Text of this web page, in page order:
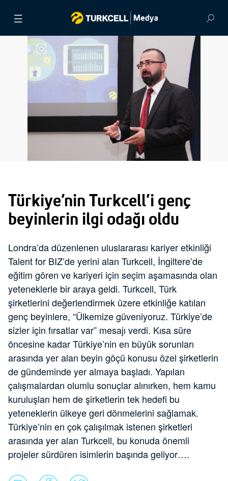
BASIN BÜLTENLERİ
VİDEOLAR
Türkiye’nin Turkcell’i genç
beyinlerin ilgi odağı oldu
Londra’da düzenlenen uluslararası kariyer etkinliği
Talent for BIZ’de yerini alan Turkcell, İngiltere’de
eğitim gören ve kariyeri için seçim aşamasında olan
yeteneklerle bir araya geldi. Turkcell, Türk
şirketlerini değerlendirmek üzere etkinliğe katılan
genç beyinlere, “Ülkemize güveniyoruz. Türkiye’de
sizler için fırsatlar var” mesajı verdi. Kısa süre
öncesine kadar Türkiye’nin en büyük sorunları
arasında yer alan beyin göçü konusu özel şirketlerin
de gündeminde yer almaya başladı. Yapılan
çalışmalardan olumlu sonuçlar alınırken, hem kamu
kuruluşları hem de şirketlerin tek hedefi bu
yeteneklerin ülkeye geri dönmelerini sağlamak.
Türkiye’nin en çok çalışılmak istenen şirketleri
arasında yer alan Turkcell, bu konuda önemli
projeler sürdüren isimlerin başında geliyor….